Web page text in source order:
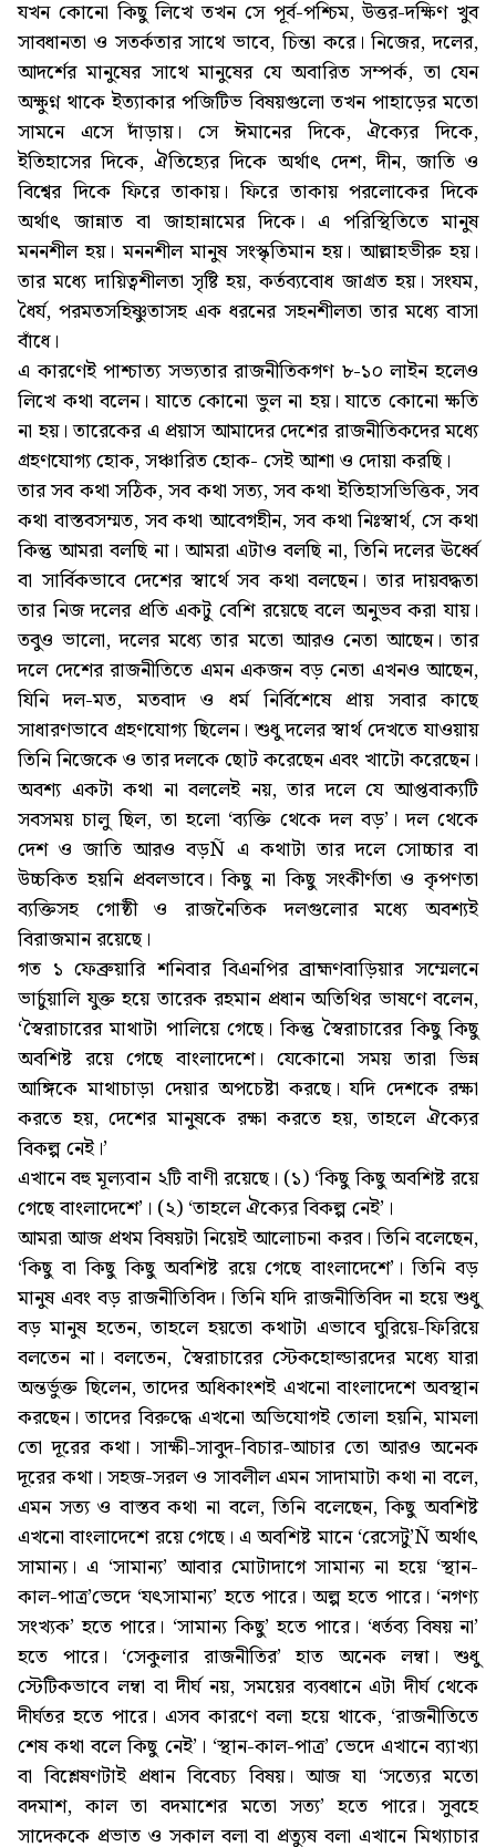
যখন কোনো কিছু লিখে তখন সে পূর্ব-পশ্চিম, উত্তর-দক্ষিণ খুব
সাবধানতা ও সতর্কতার সাথে ভাবে, চিন্তা করে। নিজের, দলের,
আদর্শের মানুষের সাথে মানুষের যে অবারিত সম্পর্ক, তা যেন
অক্ষুণ্ন থাকে ইত্যাকার পজিটিভ বিষয়গুলো তখন পাহাড়ের মতো
সামনে এসে দাঁড়ায়। সে ঈমানের দিকে, ঐক্যের দিকে,
ইতিহাসের দিকে, ঐতিহ্যের দিকে অর্থাৎ দেশ, দীন, জাতি ও
বিশ্বের দিকে ফিরে তাকায়। ফিরে তাকায় পরলোকের দিকে
অর্থাৎ জান্নাত বা জাহান্নামের দিকে। এ পরিস্থিতিতে মানুষ
মননশীল হয়। মননশীল মানুষ সংস্কৃতিমান হয়। আল্লাহভীরু হয়।
তার মধ্যে দায়িত্বশীলতা সৃষ্টি হয়, কর্তব্যবোধ জাগ্রত হয়। সংযম,
ধৈর্য, পরমতসহিষ্ণুতাসহ এক ধরনের সহনশীলতা তার মধ্যে বাসা
বাঁধে।
এ কারণেই পাশ্চাত্য সভ্যতার রাজনীতিকগণ ৮-১০ লাইন হলেও
লিখে কথা বলেন। যাতে কোনো ভুল না হয়। যাতে কোনো ক্ষতি
না হয়। তারেকের এ প্রয়াস আমাদের দেশের রাজনীতিকদের মধ্যে
গ্রহণযোগ্য হোক, সঞ্চারিত হোক- সেই আশা ও দোয়া করছি।
তার সব কথা সঠিক, সব কথা সত্য, সব কথা ইতিহাসভিত্তিক, সব
কথা বাস্তবসম্মত, সব কথা আবেগহীন, সব কথা নিঃস্বার্থ, সে কথা
কিন্তু আমরা বলছি না। আমরা এটাও বলছি না, তিনি দলের ঊর্ধ্বে
বা সার্বিকভাবে দেশের স্বার্থে সব কথা বলছেন। তার দায়বদ্ধতা
তার নিজ দলের প্রতি একটু বেশি রয়েছে বলে অনুভব করা যায়।
তবুও ভালো, দলের মধ্যে তার মতো আরও নেতা আছেন। তার
দলে দেশের রাজনীতিতে এমন একজন বড় নেতা এখনও আছেন,
যিনি দল-মত, মতবাদ ও ধর্ম নির্বিশেষে প্রায় সবার কাছে
সাধারণভাবে গ্রহণযোগ্য ছিলেন। শুধু দলের স্বার্থ দেখতে যাওয়ায়
তিনি নিজেকে ও তার দলকে ছোট করেছেন এবং খাটো করেছেন।
অবশ্য একটা কথা না বললেই নয়, তার দলে যে আপ্তবাক্যটি
সবসময় চালু ছিল, তা হলো ‘ব্যক্তি থেকে দল বড়’। দল থেকে
দেশ ও জাতি আরও বড়Ñ এ কথাটা তার দলে সোচ্চার বা
উচ্চকিত হয়নি প্রবলভাবে। কিছু না কিছু সংকীর্ণতা ও কৃপণতা
ব্যক্তিসহ গোষ্ঠী ও রাজনৈতিক দলগুলোর মধ্যে অবশ্যই
বিরাজমান রয়েছে।
গত ১ ফেব্রুয়ারি শনিবার বিএনপির ব্রাহ্মণবাড়িয়ার সম্মেলনে
ভার্চুয়ালি যুক্ত হয়ে তারেক রহমান প্রধান অতিথির ভাষণে বলেন,
‘স্বৈরাচারের মাথাটা পালিয়ে গেছে। কিন্তু স্বৈরাচারের কিছু কিছু
অবশিষ্ট রয়ে গেছে বাংলাদেশে। যেকোনো সময় তারা ভিন্ন
আঙ্গিকে মাথাচাড়া দেয়ার অপচেষ্টা করছে। যদি দেশকে রক্ষা
করতে হয়, দেশের মানুষকে রক্ষা করতে হয়, তাহলে ঐক্যের
বিকল্প নেই।’
এখানে বহু মূল্যবান ২টি বাণী রয়েছে। (১) ‘কিছু কিছু অবশিষ্ট রয়ে
গেছে বাংলাদেশে’। (২) ‘তাহলে ঐক্যের বিকল্প নেই’।
আমরা আজ প্রথম বিষয়টা নিয়েই আলোচনা করব। তিনি বলেছেন,
‘কিছু বা কিছু কিছু অবশিষ্ট রয়ে গেছে বাংলাদেশে’। তিনি বড়
মানুষ এবং বড় রাজনীতিবিদ। তিনি যদি রাজনীতিবিদ না হয়ে শুধু
বড় মানুষ হতেন, তাহলে হয়তো কথাটা এভাবে ঘুরিয়ে-ফিরিয়ে
বলতেন না। বলতেন, স্বৈরাচারের স্টেকহোল্ডারদের মধ্যে যারা
অন্তর্ভুক্ত ছিলেন, তাদের অধিকাংশই এখনো বাংলাদেশে অবস্থান
করছেন। তাদের বিরুদ্ধে এখনো অভিযোগই তোলা হয়নি, মামলা
তো দূরের কথা। সাক্ষী-সাবুদ-বিচার-আচার তো আরও অনেক
দূরের কথা। সহজ-সরল ও সাবলীল এমন সাদামাটা কথা না বলে,
এমন সত্য ও বাস্তব কথা না বলে, তিনি বলেছেন, কিছু অবশিষ্ট
এখনো বাংলাদেশে রয়ে গেছে। এ অবশিষ্ট মানে ‘রেসেটু’Ñ অর্থাৎ
সামান্য। এ ‘সামান্য’ আবার মোটাদাগে সামান্য না হয়ে ‘স্থান-
কাল-পাত্র’ভেদে ‘যৎসামান্য’ হতে পারে। অল্প হতে পারে। ‘নগণ্য
সংখ্যক’ হতে পারে। ‘সামান্য কিছু’ হতে পারে। ‘ধর্তব্য বিষয় না’
হতে পারে। ‘সেকুলার রাজনীতির’ হাত অনেক লম্বা। শুধু
স্টেটিকভাবে লম্বা বা দীর্ঘ নয়, সময়ের ব্যবধানে এটা দীর্ঘ থেকে
দীর্ঘতর হতে পারে। এসব কারণে বলা হয়ে থাকে, ‘রাজনীতিতে
শেষ কথা বলে কিছু নেই’। ‘স্থান-কাল-পাত্র’ ভেদে এখানে ব্যাখ্যা
বা বিশ্লেষণটাই প্রধান বিবেচ্য বিষয়। আজ যা ‘সত্যের মতো
বদমাশ, কাল তা বদমাশের মতো সত্য’ হতে পারে। সুবহে
সাদেককে প্রভাত ও সকাল বলা বা প্রত্যুষ বলা এখানে মিথ্যাচার